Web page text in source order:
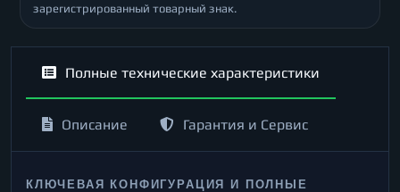
зарегистрированный товарный знак.
Полные технические характеристики
Описание Гарантия и Сервис
КЛЮЧЕВАЯ КОНФИГУРАЦИЯ И ПОЛНЫЕ